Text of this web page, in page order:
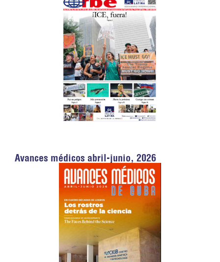
Avances médicos abril-junio, 2026